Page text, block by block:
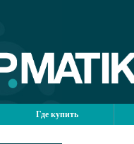
Где купить